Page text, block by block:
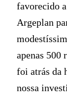
favorecido
Argeplan
apenas 500
foi atrás da
nossa